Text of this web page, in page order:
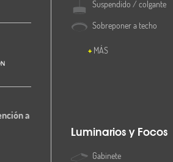
a
Suspendido / colgante
Sobreponer a techo
MÁS
Luminarios y Focos
Gabinete